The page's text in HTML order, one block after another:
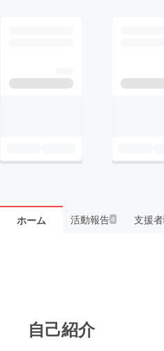
ホーム 活動報告4 支援者
自己紹介